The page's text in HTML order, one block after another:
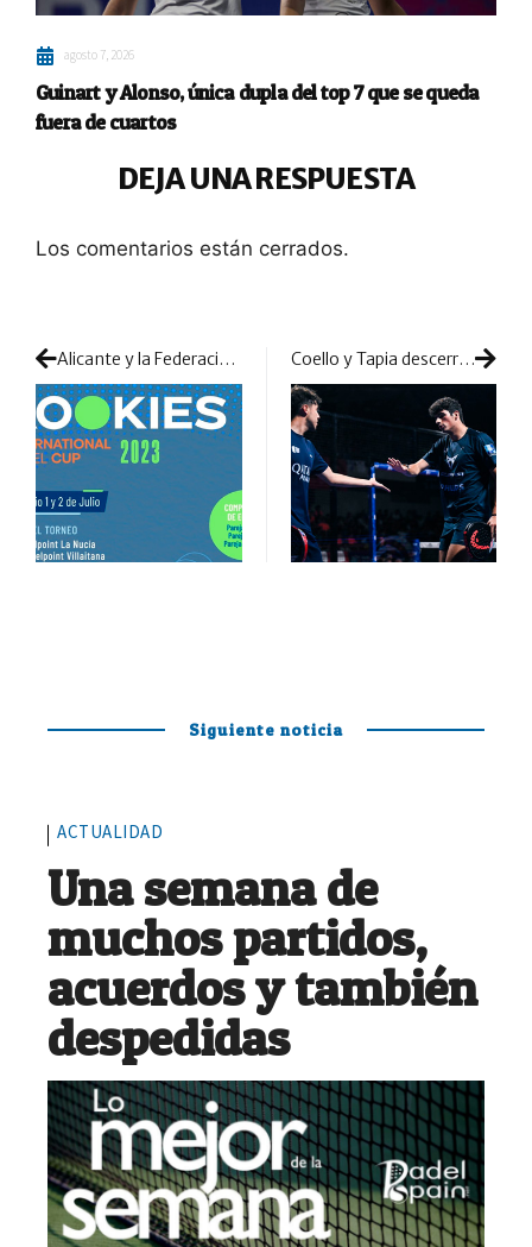
agosto 7, 2026
Guinart y Alonso, única dupla del top 7 que se queda
fuera de cuartos
DEJA UNA RESPUESTA
Los comentarios están cerrados.
Alicante y la Federación Valenciana estrenarán el primer torneo por equipos internacionales de menores Coello y Tapia descerrajaron la final en La Rioja: los mejores momentos de su segundo título
Siguiente noticia
ACTUALIDAD
Una semana de
muchos partidos,
acuerdos y también
despedidas